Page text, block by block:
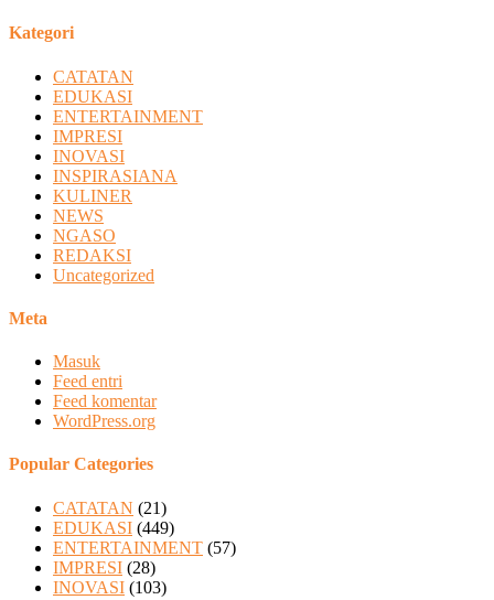
Kategori
CATATAN
EDUKASI
ENTERTAINMENT
IMPRESI
INOVASI
INSPIRASIANA
KULINER
NEWS
NGASO
REDAKSI
Uncategorized
Meta
Masuk
Feed entri
Feed komentar
WordPress.org
Popular Categories
CATATAN (21)
EDUKASI (449)
ENTERTAINMENT (57)
IMPRESI (28)
INOVASI (103)